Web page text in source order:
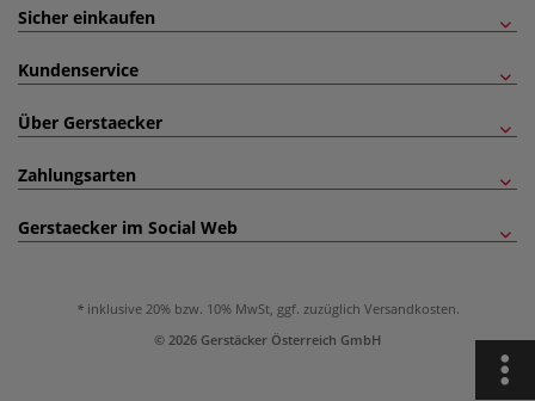
Sicher einkaufen
Kundenservice
Über Gerstaecker
Zahlungsarten
Gerstaecker im Social Web
inklusive 20% bzw. 10% MwSt, ggf. zuzüglich Versandkosten.
© 2026 Gerstäcker Österreich GmbH